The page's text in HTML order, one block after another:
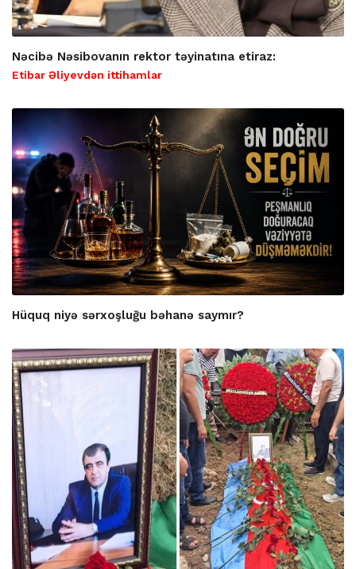
Nəcibə Nəsibovanın rektor təyinatına etiraz:
Etibar Əliyevdən ittihamlar
Hüquq niyə sərxoşluğu bəhanə saymır?